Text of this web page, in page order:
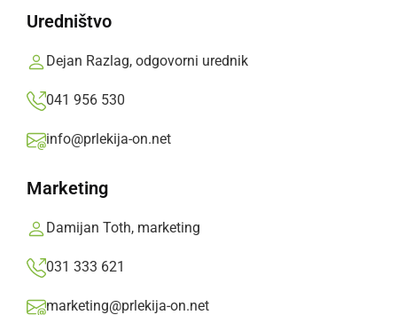
Uredništvo
Dejan Razlag, odgovorni urednik
041 956 530
info@prlekija-on.net
Marketing
Damijan Toth, marketing
031 333 621
marketing@prlekija-on.net
Družabno
Črna kronika
Šport